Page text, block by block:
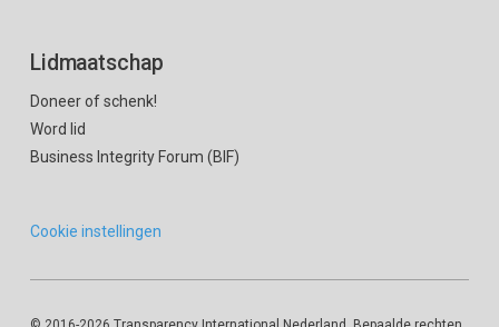
Lidmaatschap
Doneer of schenk!
Word lid
Business Integrity Forum (BIF)
Cookie instellingen